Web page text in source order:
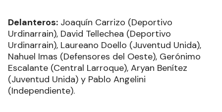
Delanteros: Joaquín Carrizo (Deportivo
Urdinarrain), David Tellechea (Deportivo
Urdinarrain), Laureano Doello (Juventud Unida),
Nahuel Imas (Defensores del Oeste), Gerónimo
Escalante (Central Larroque), Aryan Benítez
(Juventud Unida) y Pablo Angelini
(Independiente).